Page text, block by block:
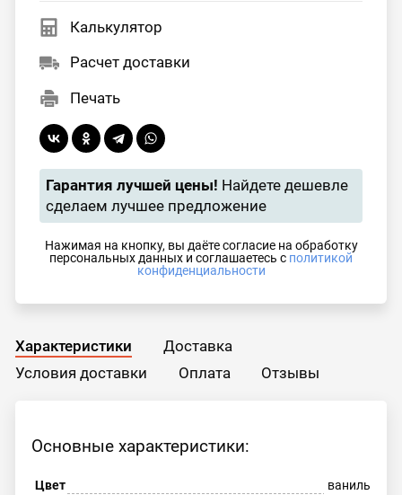
Калькулятор
Расчет доставки
Печать
Гарантия лучшей цены! Найдете дешевле
сделаем лучшее предложение
Нажимая на кнопку, вы даёте согласие на обработку
персональных данных и соглашаетесь с политикой
конфиденциальности
Характеристики
Доставка
Условия доставки
Оплата Отзывы
Основные характеристики:
Цвет
ваниль